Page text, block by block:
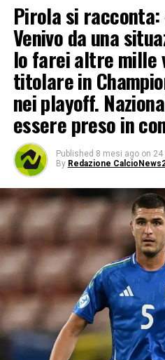
Pirola si racconta:
Venivo da una
lo farei altre mille
titolare in
nei playoff.
essere preso in
Published 8 mesi ago on 24
By Redazione